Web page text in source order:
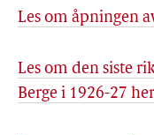
Les om åpningen
Les om den siste
Berge i 1926-27